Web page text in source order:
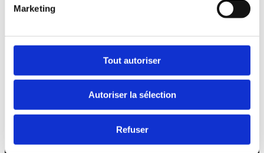
Marketing
Tout autoriser
Autoriser la sélection
Refuser
7 avenue Henri Beaudelet
77330 Ozoir-la-Ferrière
Horaires d’ouverture